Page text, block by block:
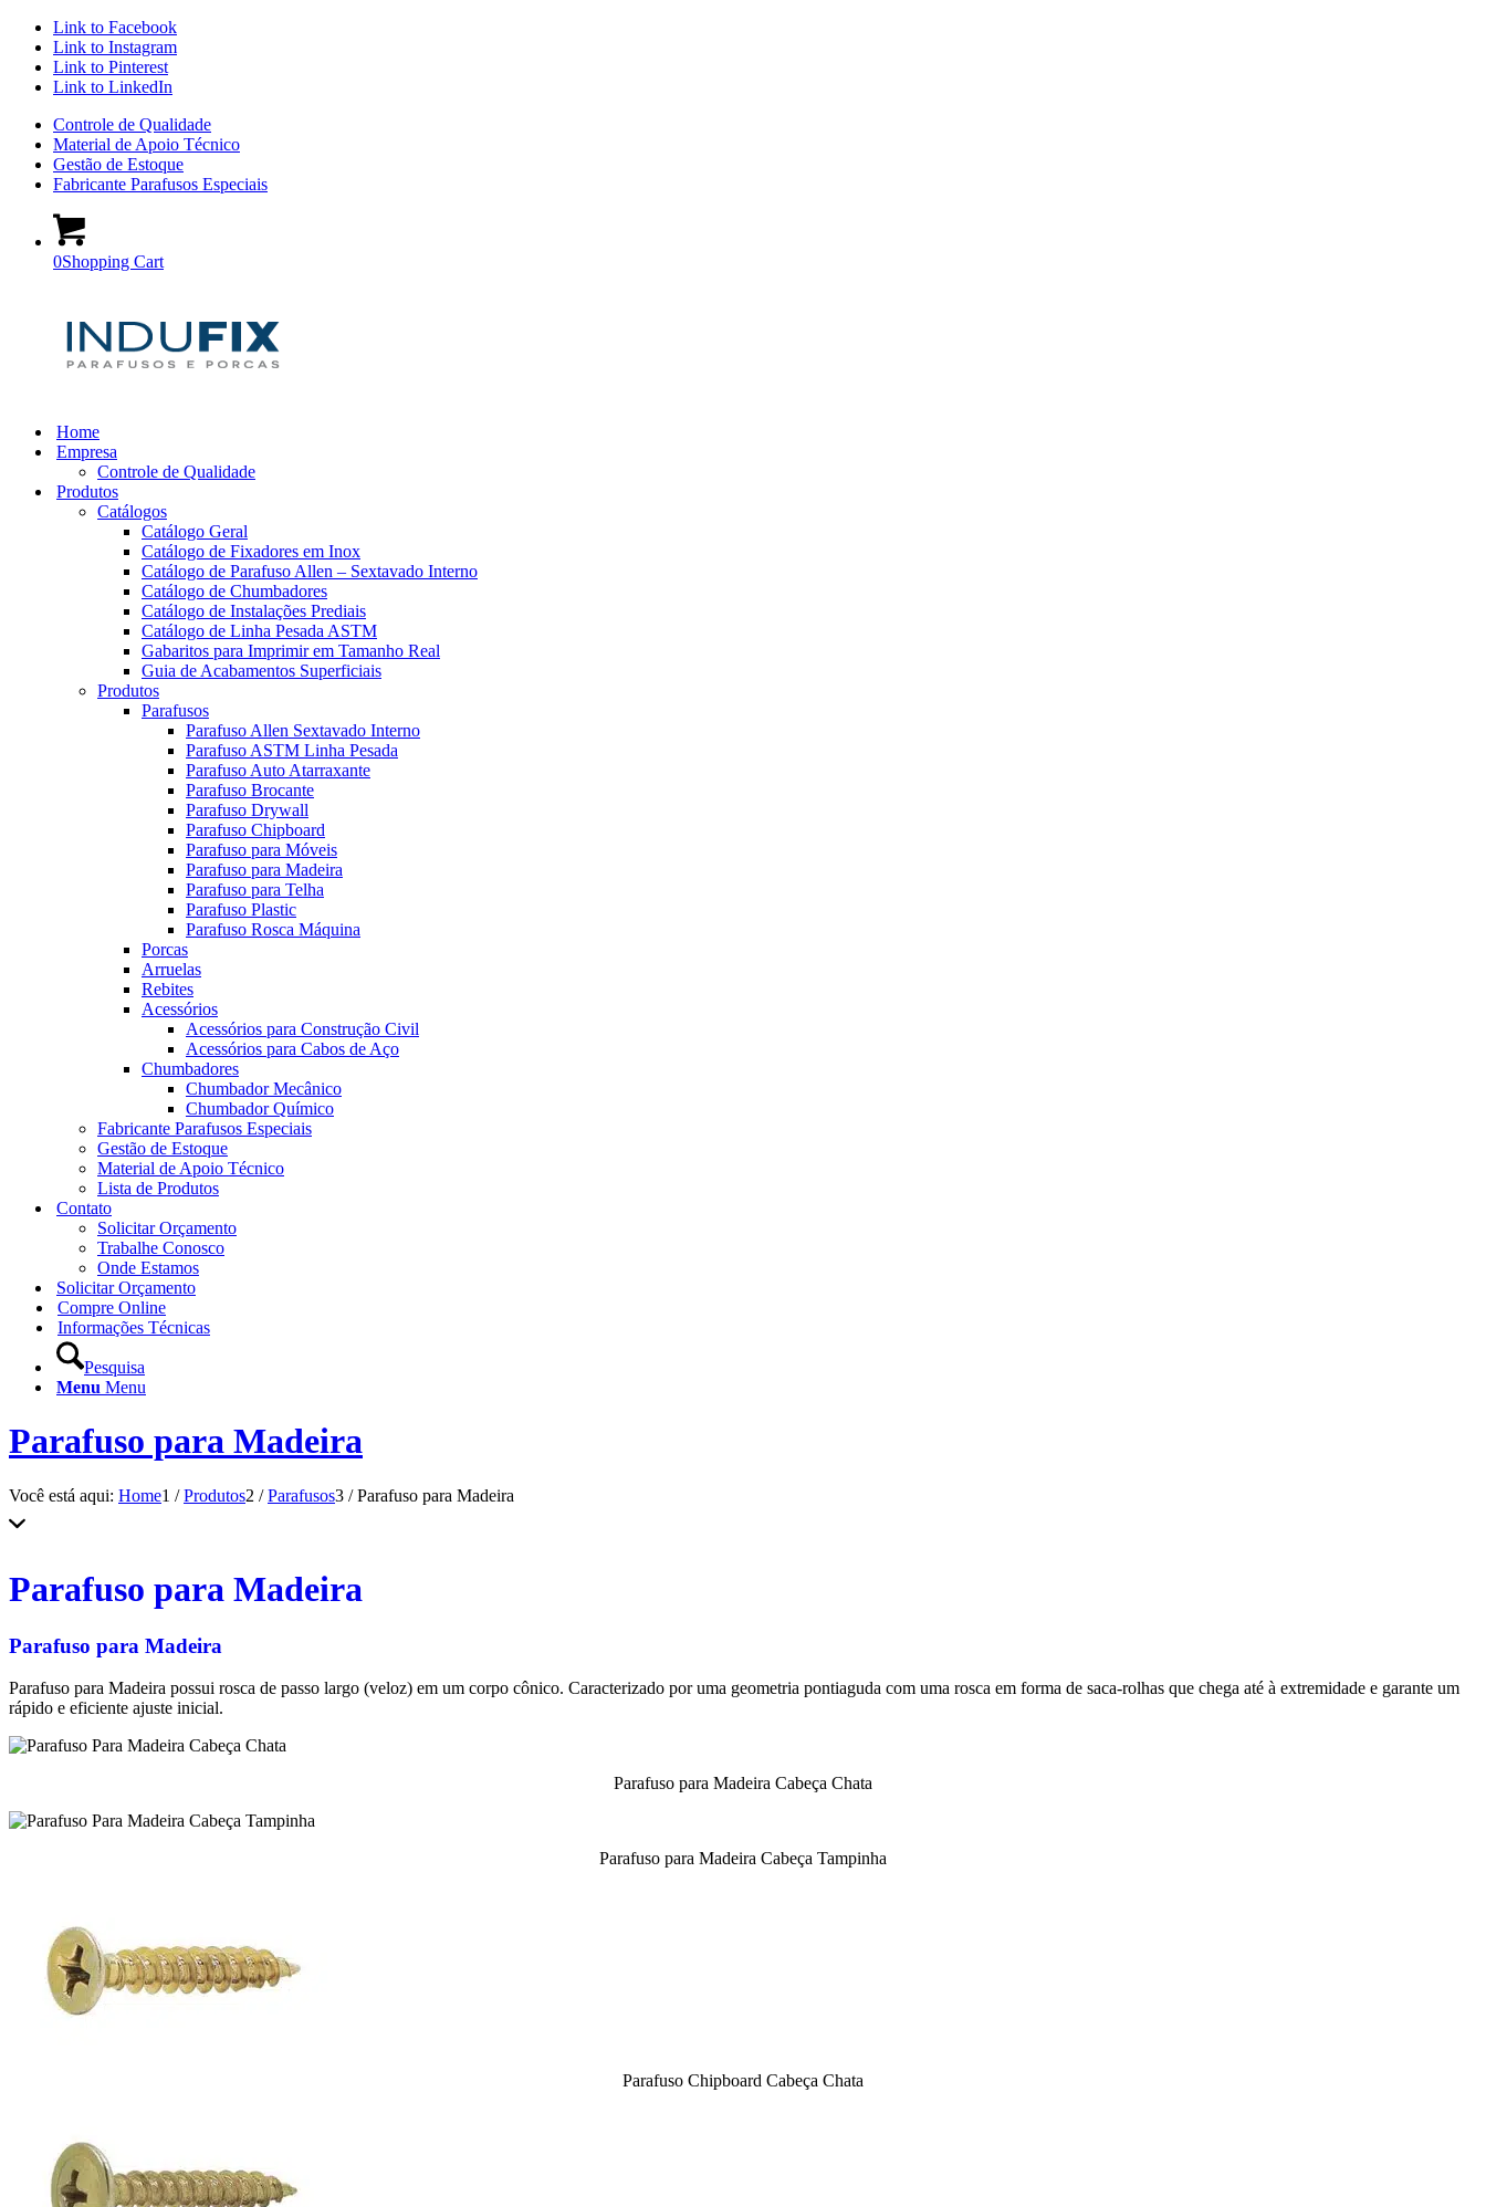
Link to Facebook
Link to Instagram
Link to Pinterest
Link to LinkedIn
Controle de Qualidade
Material de Apoio Técnico
Gestão de Estoque
Fabricante Parafusos Especiais
0Shopping Cart
Home
Empresa
Controle de Qualidade
Produtos
Catálogos
Catálogo Geral
Catálogo de Fixadores em Inox
Catálogo de Parafuso Allen – Sextavado Interno
Catálogo de Chumbadores
Catálogo de Instalações Prediais
Catálogo de Linha Pesada ASTM
Gabaritos para Imprimir em Tamanho Real
Guia de Acabamentos Superficiais
Produtos
Parafusos
Parafuso Allen Sextavado Interno
Parafuso ASTM Linha Pesada
Parafuso Auto Atarraxante
Parafuso Brocante
Parafuso Drywall
Parafuso Chipboard
Parafuso para Móveis
Parafuso para Madeira
Parafuso para Telha
Parafuso Plastic
Parafuso Rosca Máquina
Porcas
Arruelas
Rebites
Acessórios
Acessórios para Construção Civil
Acessórios para Cabos de Aço
Chumbadores
Chumbador Mecânico
Chumbador Químico
Fabricante Parafusos Especiais
Gestão de Estoque
Material de Apoio Técnico
Lista de Produtos
Contato
Solicitar Orçamento
Trabalhe Conosco
Onde Estamos
Solicitar Orçamento
Compre Online
Informações Técnicas
Pesquisa
Menu Menu
Parafuso para Madeira
Você está aqui: Home1 / Produtos2 / Parafusos3 / Parafuso para Madeira
Parafuso para Madeira
Parafuso para Madeira
Parafuso para Madeira possui rosca de passo largo (veloz) em um corpo cônico. Caracterizado por uma geometria pontiaguda com uma rosca em forma de saca-rolhas que chega até à extremidade e garante um
rápido e eficiente ajuste inicial.
Parafuso para Madeira Cabeça Chata
Parafuso para Madeira Cabeça Tampinha
Parafuso Chipboard Cabeça Chata